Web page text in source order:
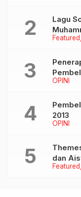
Featured
Lagu
OPINI
OPINI
2013
Featured
dan